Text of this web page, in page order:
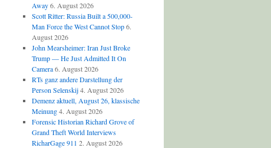
Away 6. August 2026
Scott Ritter: Russia Built a 500,000-
Man Force the West Cannot Stop 6.
August 2026
John Mearsheimer: Iran Just Broke
Trump — He Just Admitted It On
Camera 6. August 2026
RTs ganz andere Darstellung der
Person Selenskij 4. August 2026
Demenz aktuell, August 26, klassische
Meinung 4. August 2026
Forensic Historian Richard Grove of
Grand Theft World Interviews
RicharGage 911 2. August 2026